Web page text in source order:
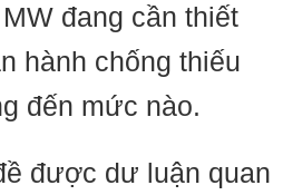
đang cần thiết
hành chống thiếu
đến mức nào.
được dư luận quan